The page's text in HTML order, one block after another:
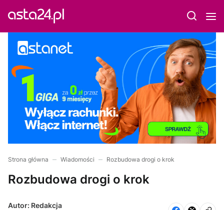
Strona główna Wiadomości Rozbudowa drogi o krok
Rozbudowa drogi o krok
Autor: Redakcja